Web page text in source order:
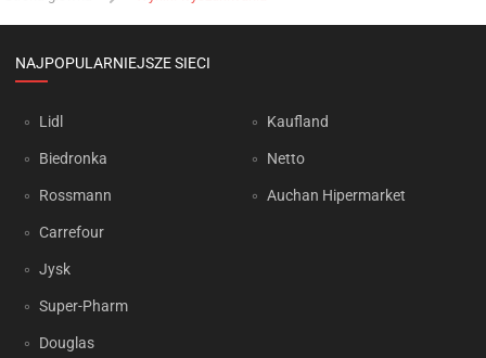
NAJPOPULARNIEJSZE SIECI
Lidl
Biedronka
Rossmann
Carrefour
Jysk
Super-Pharm
Douglas
Kaufland
Netto
Auchan Hipermarket